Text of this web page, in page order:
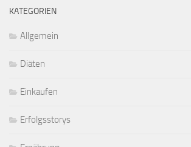
KATEGORIEN
Allgemein
Diäten
Einkaufen
Erfolgsstorys